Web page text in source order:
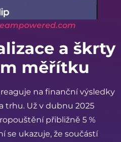
a škrty
měřítku
na finanční výsledky
trhu. Už v dubnu 2025
přibližně 5 %
se ukazuje, že součástí